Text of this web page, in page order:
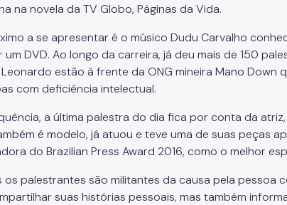
na novela da TV Globo, Páginas da Vida.
a se apresentar é o músico Dudu Carvalho
um DVD. Ao longo da carreira, já deu mais de 150
estão à frente da ONG mineira Mano Down
com deficiência intelectual.
a última palestra do dia fica por conta da
é modelo, já atuou e teve uma de suas peças
do Brazilian Press Award 2016, como o melhor
os palestrantes são militantes da causa pela pessoa
suas histórias pessoais, mas também